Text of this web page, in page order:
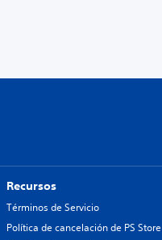
Recursos
Términos de Servicio
Política de cancelación de PS Store